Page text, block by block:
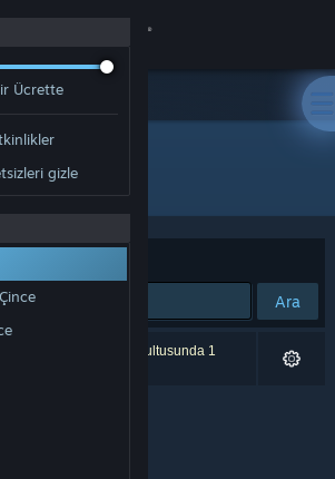
yükle
görüntüle
Ücrette
gizle
Ara
Tercihleriniz doğrultusunda 1